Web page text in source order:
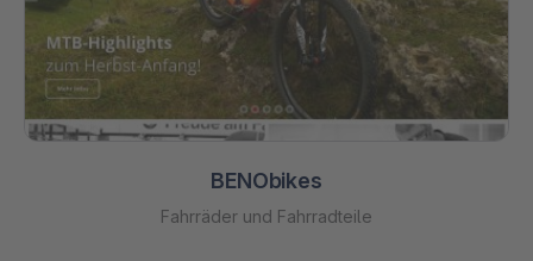
BENObikes
Fahrräder und Fahrradteile